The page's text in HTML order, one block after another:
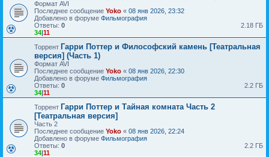
Формат AVI
Последнее сообщение Yoko « 08 янв 2026, 23:32
Добавлено в форуме Фильмография
Ответы: 0
34|11
2.18 ГБ
Торрент Гарри Поттер и Философский камень [Театральная
версия] (Часть 1)
Формат AVI
Последнее сообщение Yoko « 08 янв 2026, 22:30
Добавлено в форуме Фильмография
Ответы: 0
34|11
2.2 ГБ
Торрент Гарри Поттер и Тайная комната Часть 2
[Театральная версия]
Часть 2
Последнее сообщение Yoko « 08 янв 2026, 22:24
Добавлено в форуме Фильмография
Ответы: 0
34|11
2.2 ГБ